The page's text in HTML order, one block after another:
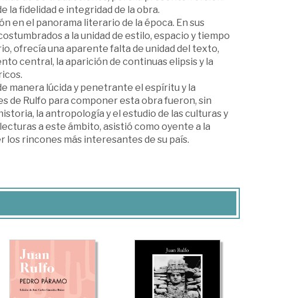
la fidelidad e integridad de la obra.
en el panorama literario de la época. En sus
a la unidad de estilo, espacio y tiempo
ofrecía una aparente falta de unidad del texto,
central, la aparición de continuas elipsis y la
manera lúcida y penetrante el espíritu y la
de Rulfo para componer esta obra fueron, sin
la antropología y el estudio de las culturas y
a este ámbito, asistió como oyente a la
los rincones más interesantes de su país.